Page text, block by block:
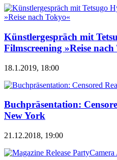
Künstlergespräch mit
Filmscreening »Reise
18.1.2019, 18:00
Buchpräsentation:
New York
21.12.2018, 19:00